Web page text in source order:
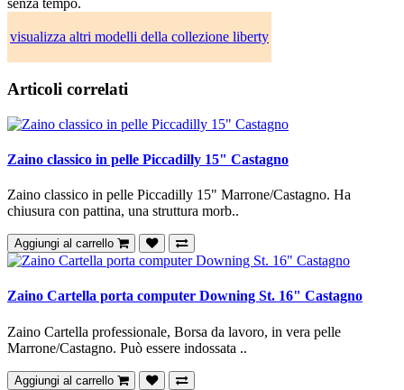
senza tempo.
visualizza altri modelli della collezione liberty
Articoli correlati
Zaino classico in pelle Piccadilly 15" Castagno
Zaino classico in pelle Piccadilly 15" Marrone/Castagno. Ha
chiusura con pattina, una struttura morb..
Aggiungi al carrello
Zaino Cartella porta computer Downing St. 16" Castagno
Zaino Cartella professionale, Borsa da lavoro, in vera pelle
Marrone/Castagno. Può essere indossata ..
Aggiungi al carrello